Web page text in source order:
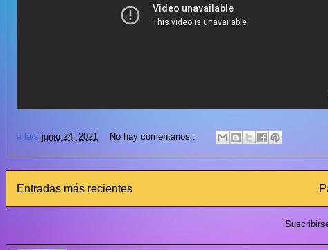
a la/s junio 24, 2021 No hay comentarios.:
Entradas más recientes